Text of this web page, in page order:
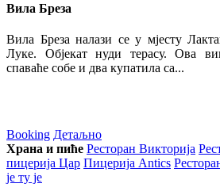
Вила Бреза
Вила Бреза налази се у мјесту
Луке. Објекат нуди терасу. Ова
спаваће собе и два купатила са...
Booking Детаљно
Храна и пиће Ресторан Викторија
пицерија Цар Пицерија Аntics
је ту је